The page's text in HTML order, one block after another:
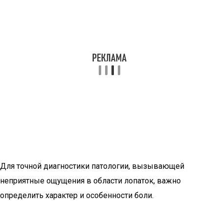
Для точной диагностики патологии, вызывающей
неприятные ощущения в области лопаток, важно
определить характер и особенности боли.